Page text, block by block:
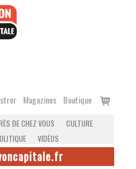
Magazines Boutique
Voir
DE CHEZ VOUS
CULTURE
VIDÉOS